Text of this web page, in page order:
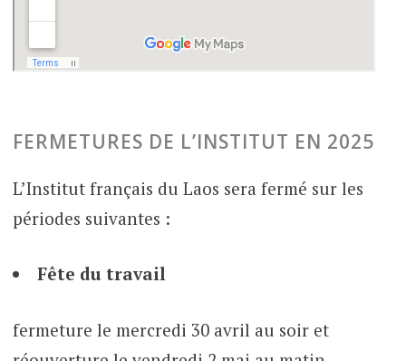
FERMETURES DE L’INSTITUT EN 2025
L’Institut français du Laos sera fermé sur les
périodes suivantes :
Fête du travail
fermeture le mercredi 30 avril au soir et